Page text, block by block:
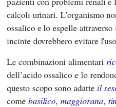
calcoli urinari. L'organismo
ossalico e lo espelle
incinte dovrebbero evitare
Le combinazioni alimentari
dell’acido ossalico e lo
questo scopo sono adatte il
come basilico,maggiorana,